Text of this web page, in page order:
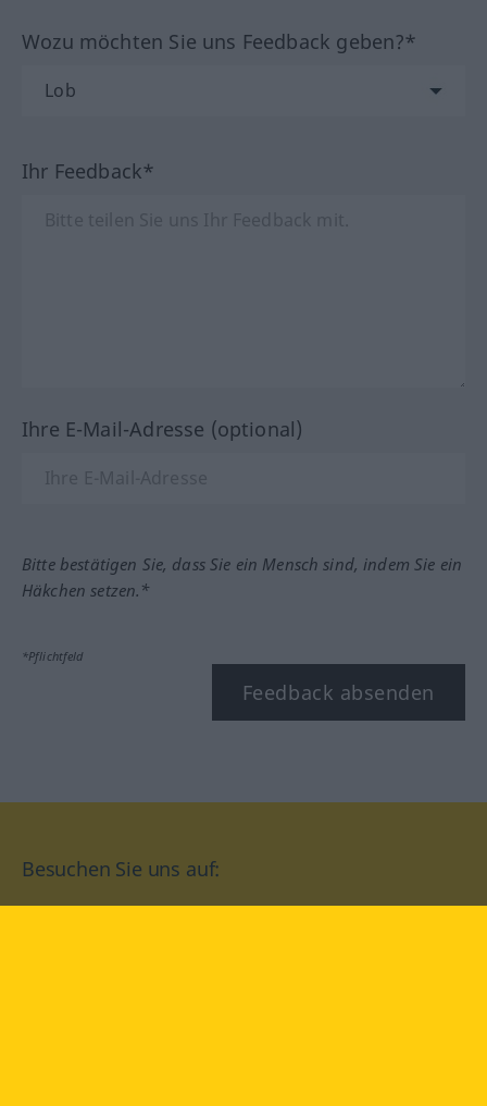
Wozu möchten Sie uns Feedback geben?*
Ihr Feedback*
Ihre E-Mail-Adresse (optional)
Bitte bestätigen Sie, dass Sie ein Mensch sind, indem Sie ein
Häkchen setzen.*
*Pflichtfeld
Feedback absenden
Besuchen Sie uns auf: